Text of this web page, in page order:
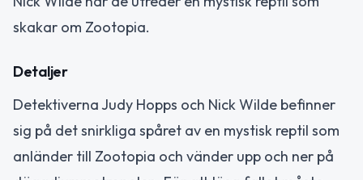
skakar om Zootopia.
Detaljer
Detektiverna Judy Hopps och Nick Wilde befinner
sig på det snirkliga spåret av en mystisk reptil som
anländer till Zootopia och vänder upp och ner på